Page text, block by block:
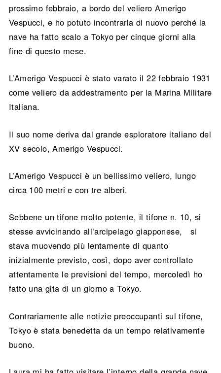
prossimo febbraio, a bordo del veliero Amerigo
Vespucci, e ho potuto incontrarla di nuovo perché la
nave ha fatto scalo a Tokyo per cinque giorni alla
fine di questo mese.
L’Amerigo Vespucci è stato varato il 22 febbraio 1931
come veliero da addestramento per la Marina Militare
Italiana.
Il suo nome deriva dal grande esploratore italiano del
XV secolo, Amerigo Vespucci.
L’Amerigo Vespucci è un bellissimo veliero, lungo
circa 100 metri e con tre alberi.
Sebbene un tifone molto potente, il tifone n. 10, si
stesse avvicinando all’arcipelago giapponese, si
stava muovendo più lentamente di quanto
inizialmente previsto, così, dopo aver controllato
attentamente le previsioni del tempo, mercoledì ho
fatto una gita di un giorno a Tokyo.
Contrariamente alle notizie preoccupanti sul tifone,
Tokyo è stata benedetta da un tempo relativamente
buono.